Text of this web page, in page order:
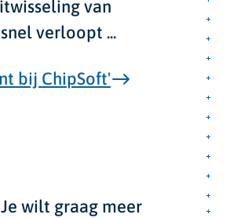
van
verloopt ...
bij ChipSoft'
Je wilt graag meer